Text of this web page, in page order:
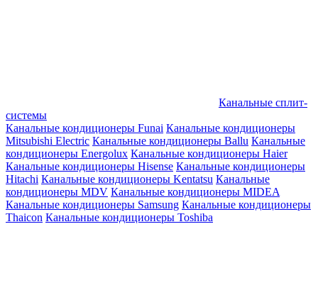
Канальные сплит-
системы
Канальные кондиционеры Funai Канальные кондиционеры
Mitsubishi Electric Канальные кондиционеры Ballu Канальные
кондиционеры Energolux Канальные кондиционеры Haier
Канальные кондиционеры Hisense Канальные кондиционеры
Hitachi Канальные кондиционеры Kentatsu Канальные
кондиционеры MDV Канальные кондиционеры MIDEA
Канальные кондиционеры Samsung Канальные кондиционеры
Thaicon Канальные кондиционеры Toshiba